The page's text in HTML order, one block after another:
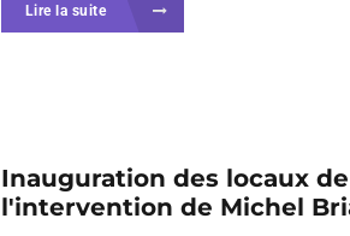
Lire la suite
Inauguration des locaux
l'intervention de Michel